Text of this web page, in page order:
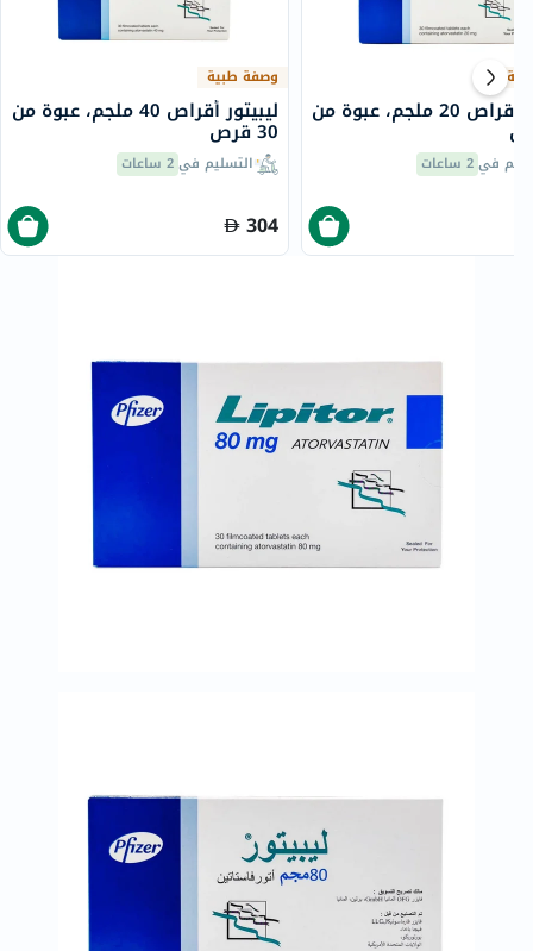
وصفة طبية
ليبيتور أقراص 40 ملجم، عبوة من
30 قرص
التسليم في 2 ساعات
304
ليبيتور أقراص 20 ملجم، عبوة من
في2 ساعات